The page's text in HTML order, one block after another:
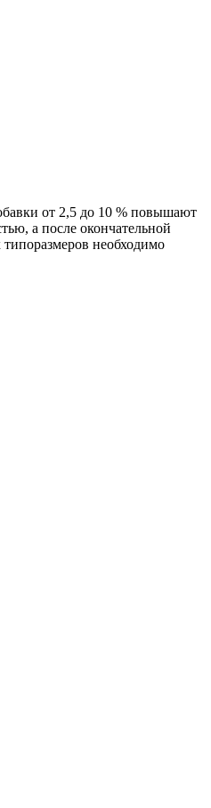
от 2,5 до 10 % повышают
а после окончательной
необходимо